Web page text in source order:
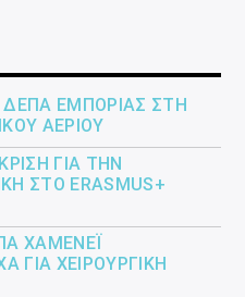
ΕΜΠΟΡΊΑΣ ΣΤΗ
ΑΕΡΊΟΥ
ΓΙΑ ΤΗΝ
ΣΤΟ ERASMUS+
ΧΑΜΕΝΕΪ́
ΧΕΙΡΟΥΡΓΙΚΉ